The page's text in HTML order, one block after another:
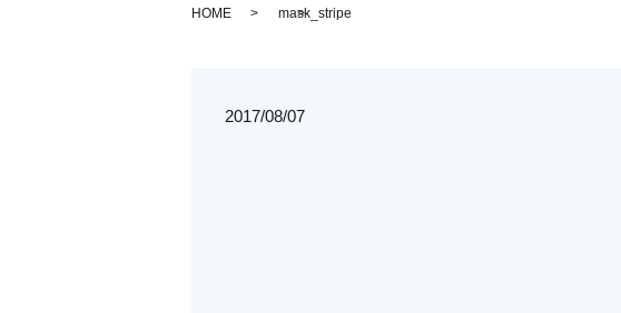
HOME mask_stripe
2017/08/07